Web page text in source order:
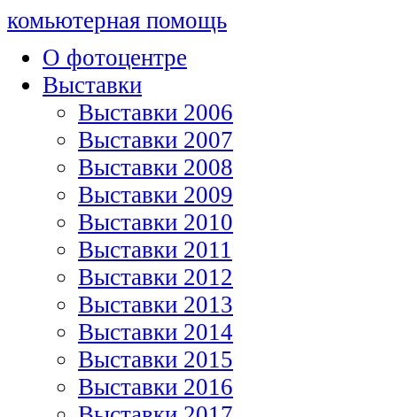
комьютерная помощь
О фотоцентре
Выставки
Выставки 2006
Выставки 2007
Выставки 2008
Выставки 2009
Выставки 2010
Выставки 2011
Выставки 2012
Выставки 2013
Выставки 2014
Выставки 2015
Выставки 2016